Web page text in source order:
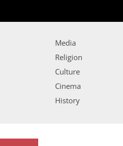
Media
Religion
Culture
Cinema
History